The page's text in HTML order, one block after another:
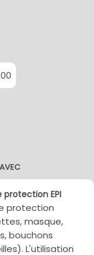
protection EPI
protection
masque,
bouchons
L'utilisation